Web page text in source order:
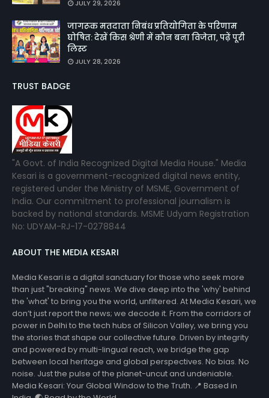
JULY 29, 2026
जागरूक मतदाता निबंध प्रतियोगिता के परिणाम
घोषित: देखें किस श्रेणी में कौन बना विजेता, पढ़ें पूरी
लिस्ट
JULY 28, 2026
TRUST BADGE
"A Govt. of India Recognized Digital Media House." Media
Kesari is a government-recognized digital news entity,
registered under the Ministry of MSME, Government of
India. Our commitment to professional journalism is
backed by national standards. MSME Udyam Registration
No: UDYAM-RJ-17-0278844
ABOUT THE MEDIA KESARI
Media Kesari is a digital sanctuary for those who seek more
than just "breaking" news. We dive deep into the 'why' behind
the 'what' to bring you the world, unfiltered. At Media Kesari, we
don’t just report the news; we decode it. From the corridors of
power in Delhi to the tech hubs of Silicon Valley, we bring you
the stories that shape our collective future. Driven by integrity
and powered by multi-lingual reach, we bridge the gap
between local heritage and global perspectives. No bias. No
noise. Just the pulse of the planet-uncut and undeniable.
Media Kesari: Your Global Window to the Truth. 📍 Based in